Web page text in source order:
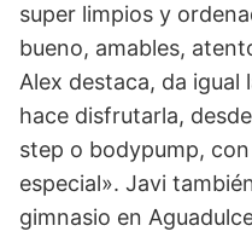
super limpios y
bueno, amables,
Alex destaca, da igual
hace disfrutarla,
step o bodypump,
especial». Javi
gimnasio en